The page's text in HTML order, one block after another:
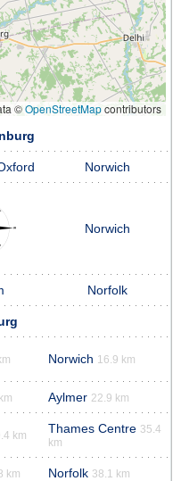
©OpenStreetMapcontributors
Norwich
Norwich
Norfolk
Norwich 16.9 km
Aylmer 22.9 km
km Thames Centre 35.4
km
km Norfolk 38.1 km